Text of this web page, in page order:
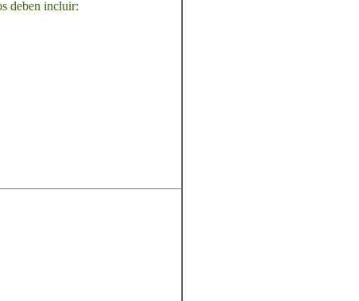
deben incluir: